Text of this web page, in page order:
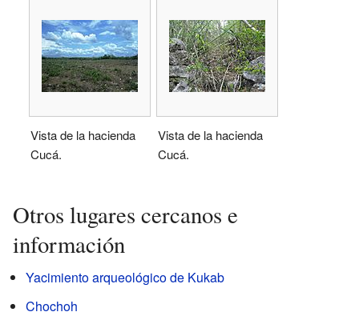
Vista de la hacienda
Cucá.
Vista de la hacienda
Cucá.
Otros lugares cercanos e
información
Yacimiento arqueológico de Kukab
Chochoh